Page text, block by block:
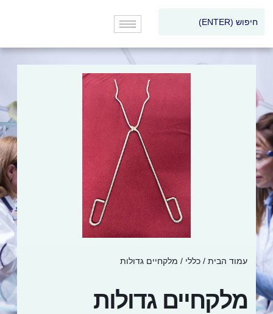
עמוד הבית / כללי / מלקחיים גדולות
מלקחיים גדולות